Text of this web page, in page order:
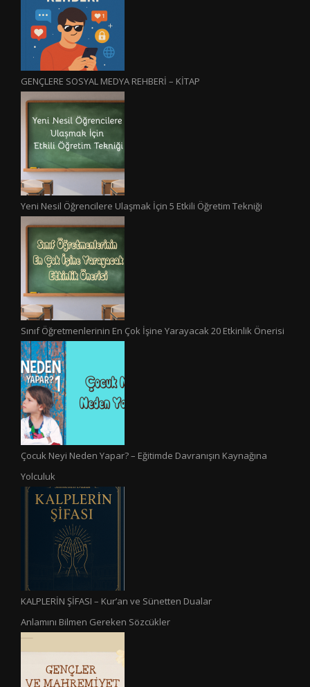
GENÇLERE SOSYAL MEDYA REHBERİ – KİTAP
Yeni Nesil Öğrencilere Ulaşmak İçin 5 Etkili Öğretim Tekniği
Sınıf Öğretmenlerinin En Çok İşine Yarayacak 20 Etkinlik Önerisi
Çocuk Neyi Neden Yapar? – Eğitimde Davranışın Kaynağına
Yolculuk
KALPLERİN ŞİFASI – Kur’an ve Sünetten Dualar
Anlamını Bilmen Gereken Sözcükler